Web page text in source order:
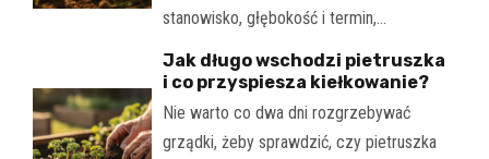
stanowisko, głębokość i termin,…
Jak długo wschodzi pietruszka
i co przyspiesza kiełkowanie?
Nie warto co dwa dni rozgrzebywać
grządki, żeby sprawdzić, czy pietruszka